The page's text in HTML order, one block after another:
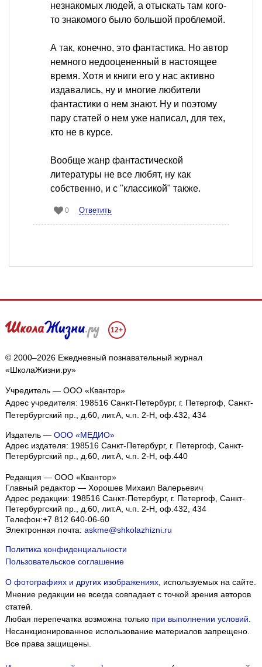
незнакомых людей, а отыскать там кого-
то знакомого было большой проблемой.
А так, конечно, это фантастика. Но автор
немного недооцененный в настоящее
время. Хотя и книги его у нас активно
издавались, ну и многие любители
фантастики о нем знают. Ну и поэтому
пару статей о нем уже написал, для тех,
кто не в курсе.
Вообще жанр фантастической
литературы не все любят, ну как
собственно, и с "классикой" также.
0 Ответить
12+
© 2000–2026 Ежедневный познавательный журнал
«ШколаЖизни.ру»
Учредитель — ООО «Квантор»
Адрес учредителя: 198516 Санкт-Петербург, г. Петергоф, Санкт-
Петербургский пр., д.60, лит.А, ч.п. 2-Н, оф.432, 434
Издатель — ООО «МЕДИО»
Адрес издателя: 198516 Санкт-Петербург, г. Петергоф, Санкт-
Петербургский пр., д.60, лит.А, ч.п. 2-Н, оф.440
Редакция — ООО «Квантор»
Главный редактор — Хорошев Михаил Валерьевич
Адрес редакции: 198516 Санкт-Петербург, г. Петергоф, Санкт-
Петербургский пр., д.60, лит.А, ч.п. 2-Н, оф.432, 434
Телефон:+7 812 640-06-60
Электронная почта: askme@shkolazhizni.ru
Политика конфиденциальности
Пользовательское соглашение
О фотографиях и других изображениях, используемых на сайте.
Мнение редакции не всегда совпадает с точкой зрения авторов
статей.
Любая перепечатка возможна только при выполнении условий.
Несанкционированное использование материалов запрещено.
Все права защищены.